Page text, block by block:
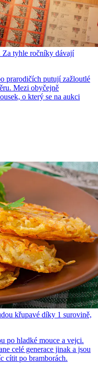
Za tyhle ročníky dávají
prarodičích putují zažloutlé
Mezi obyčejně
o který se na aukci
křupavé díky 1 surovině,
po hladké mouce a vejci.
celé generace jinak a jsou
cítit po bramborách.